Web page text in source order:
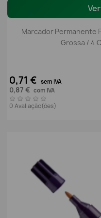
Marcador Permanente
Grossa / 4
0,71 € sem IVA
0,87 € com IVA
0 Avaliação(ões)